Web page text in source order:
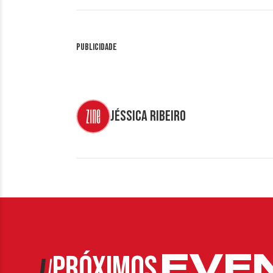
Publicidade
Jéssica Ribeiro